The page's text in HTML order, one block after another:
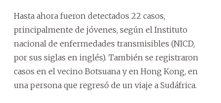
Hasta ahora fueron detectados 22 casos,
principalmente de jóvenes, según el Instituto
nacional de enfermedades transmisibles (NICD,
por sus siglas en inglés). También se registraron
casos en el vecino Botsuana y en Hong Kong, en
una persona que regresó de un viaje a Sudáfrica.